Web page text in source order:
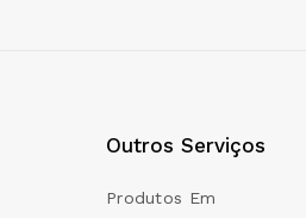
Outros Serviços
Produtos Em